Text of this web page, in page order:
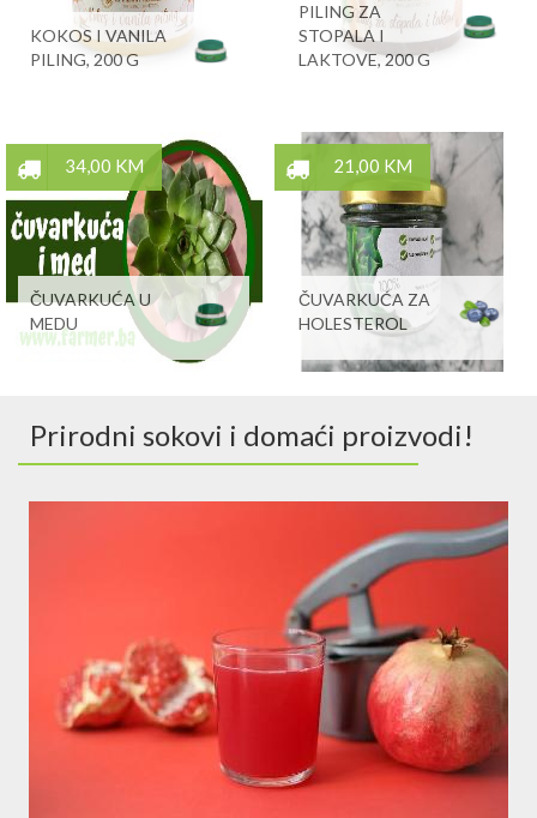
KOKOS I VANILA
PILING, 200 G
PILING ZA
STOPALA I
LAKTOVE, 200 G
34,00 KM
ČUVARKUĆA U
MEDU
21,00 KM
ČUVARKUĆA ZA
HOLESTEROL
Prirodni sokovi i domaći proizvodi!